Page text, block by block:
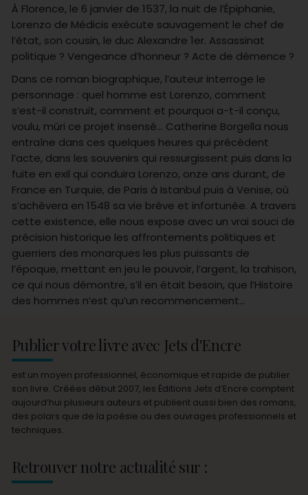
À Florence, le 6 janvier de 1537, la nuit de l’Épiphanie,
Lorenzo de Médicis exécute sauvagement le chef de
l’état, son cousin, le duc Alexandre 1er. Assassinat
politique ? Vengeance d’honneur ? Acte de démence ?
Dans ce roman biographique, l’auteur interroge le
personnage : quel homme est Lorenzo, comment
s’est-il construit, comment et pourquoi a-t-il conçu,
voulu, mûri ce projet insensé… Catherine Borgella nous
entraîne dans ces quelques heures qui précèdent
l’acte, dans les souvenirs qui ressurgissent puis dans la
fuite en exil qui conduira Lorenzo, onze ans durant, de
France en Turquie, de Paris à Istanbul puis à Venise, où
s’achèvera en 1548 sa vie brève et infortunée. A travers
cette existence, elle nous expose avec un vrai souci de
précision historique les affrontements politiques et
guerriers des monarques les plus puissants de
l’époque, mettant en jeu le pouvoir, l’argent, la trahison,
ce qui nous démontre, s’il en était besoin, que l’Histoire
des hommes n’est qu’un recommencement...
Publier votre livre avec Jets d'Encre
est un moyen professionnel, économique et rapide de publier
son livre. Créées début 2007, les Éditions Jets d’Encre comptent
aujourd’hui plusieurs auteurs et publient aussi bien des romans,
des polars que de la poésie ou des ouvrages professionnels et
techniques.
Retrouver notre actualité sur :